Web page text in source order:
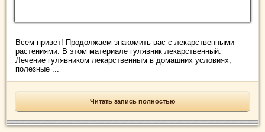
Всем привет! Продолжаем знакомить вас с лекарственными
растениями. В этом материале гулявник лекарственный.
Лечение гулявником лекарственным в домашних условиях,
полезные ...
Читать запись полностью